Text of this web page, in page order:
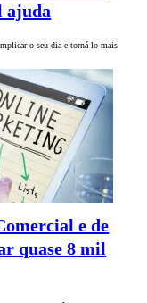
ajuda
o seu dia e torná-lo mais
e de
quase 8 mil